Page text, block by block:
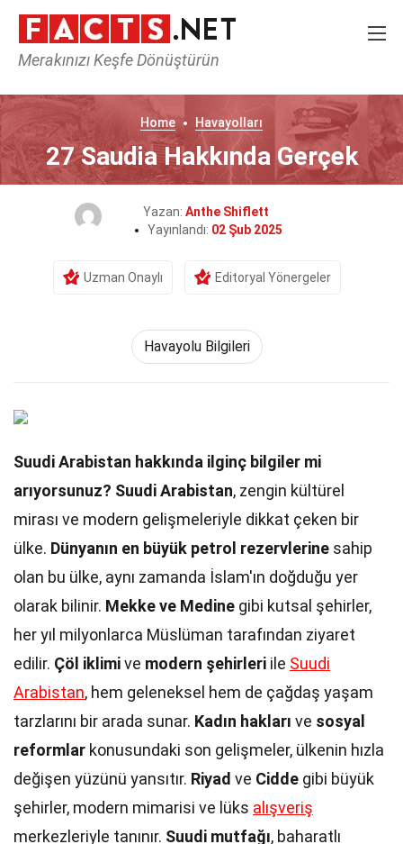
Merakınızı Keşfe Dönüştürün
Home Havayolları
27 Saudia Hakkında Gerçek
Yazan: Anthe Shiflett
Yayınlandı: 02 Şub 2025
Uzman Onaylı Editoryal Yönergeler
Havayolu Bilgileri
Suudi Arabistan hakkında ilginç bilgiler mi
arıyorsunuz? Suudi Arabistan, zengin kültürel
mirası ve modern gelişmeleriyle dikkat çeken bir
ülke. Dünyanın en büyük petrol rezervlerine sahip
olan bu ülke, aynı zamanda İslam'ın doğduğu yer
olarak bilinir. Mekke ve Medine gibi kutsal şehirler,
her yıl milyonlarca Müslüman tarafından ziyaret
edilir. Çöl iklimive modern şehirleri ile Suudi
Arabistan, hem geleneksel hem de çağdaş yaşam
tarzlarını bir arada sunar. Kadın hakları ve sosyal
reformlar konusundaki son gelişmeler, ülkenin hızla
değişen yüzünü yansıtır. Riyad ve Cidde gibi büyük
şehirler, modern mimarisi ve lüks alışveriş
merkezleriyle tanınır. Suudi mutfağı, baharatlı